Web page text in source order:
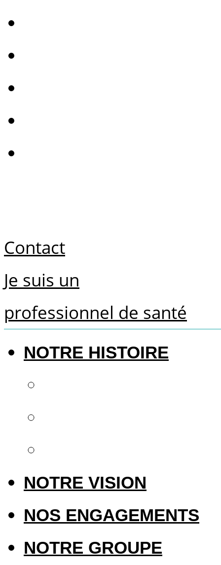
Contact
Je suis un
professionnel de santé
NOTRE HISTOIRE
NOTRE VISION
NOS ENGAGEMENTS
NOTRE GROUPE